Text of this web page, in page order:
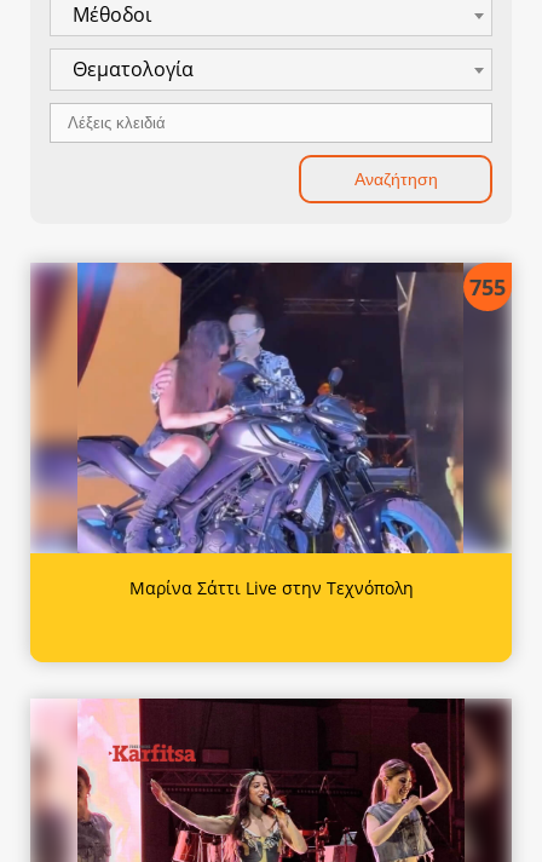
Μέθοδοι
Θεματολογία
755
Μαρίνα Σάττι Live στην Τεχνόπολη